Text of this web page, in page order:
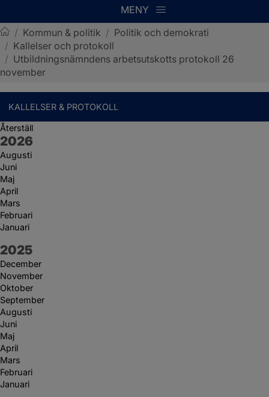
MENY
Sotenäs kommun
/ Kommun & politik / Politik och demokrati
/ Kallelser och protokoll
/ Utbildningsnämndens arbetsutskotts protokoll 26
november
KALLELSER & PROTOKOLL
Återställ
År:
2026
Augusti
Juni
Maj
April
Mars
Februari
Januari
År:
2025
December
November
Oktober
September
Augusti
Juni
Maj
April
Mars
Februari
Januari